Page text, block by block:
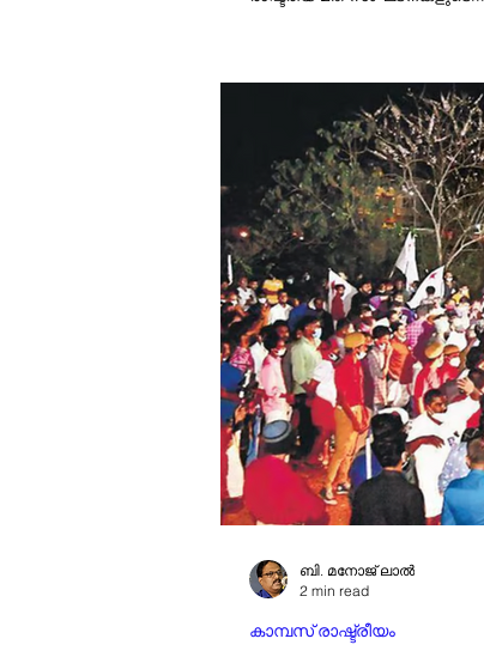
കാമ്പസ് രാഷ്ട്രീയം
ബി. മനോജ് ലാൽ
2 min read